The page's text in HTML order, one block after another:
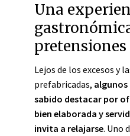
Una
pretensiones
Lejos de los excesos y
prefabricadas, algunos
sabido destacar por
bien elaborada y
invita a relajarse. Uno